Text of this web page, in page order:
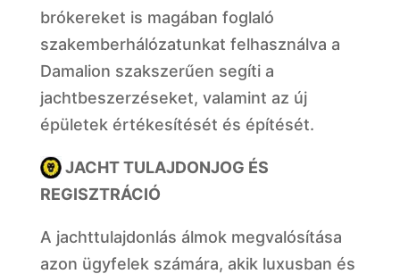
brókereket is magában foglaló
szakemberhálózatunkat felhasználva a
Damalion szakszerűen segíti a
jachtbeszerzéseket, valamint az új
épületek értékesítését és építését.
JACHT TULAJDONJOG ÉS
REGISZTRÁCIÓ
A jachttulajdonlás álmok megvalósítása
azon ügyfelek számára, akik luxusban és